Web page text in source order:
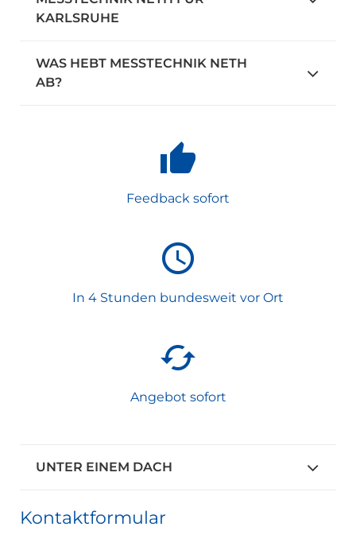
KARLSRUHE
WAS HEBT MESSTECHNIK NETH
AB?
Feedback sofort
In 4 Stunden bundesweit vor Ort
Angebot sofort
UNTER EINEM DACH
Kontaktformular